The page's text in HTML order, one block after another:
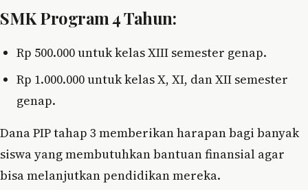
SMK Program 4 Tahun:
Rp 500.000 untuk kelas XIII semester genap.
Rp 1.000.000 untuk kelas X, XI, dan XII semester
genap.
Dana PIP tahap 3 memberikan harapan bagi banyak
siswa yang membutuhkan bantuan finansial agar
bisa melanjutkan pendidikan mereka.